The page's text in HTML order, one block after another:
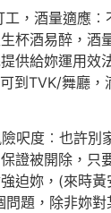
工，酒量適應
杯酒易醉，酒
供給妳運用效
到TVK/舞廳，
呎度︰也許別
證被開除，只
迫妳，(來時
題，除非妳